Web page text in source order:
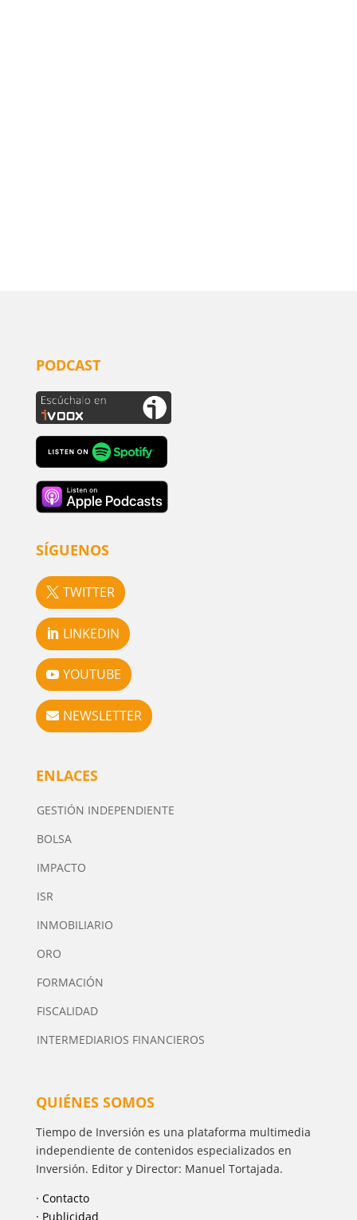
PODCAST
SÍGUENOS
TWITTER
LINKEDIN
YOUTUBE
NEWSLETTER
ENLACES
GESTIÓN INDEPENDIENTE
BOLSA
IMPACTO
ISR
INMOBILIARIO
ORO
FORMACIÓN
FISCALIDAD
INTERMEDIARIOS FINANCIEROS
QUIÉNES SOMOS
Tiempo de Inversión es una plataforma multimedia
independiente de contenidos especializados en
Inversión. Editor y Director: Manuel Tortajada.
· Contacto
· Publicidad